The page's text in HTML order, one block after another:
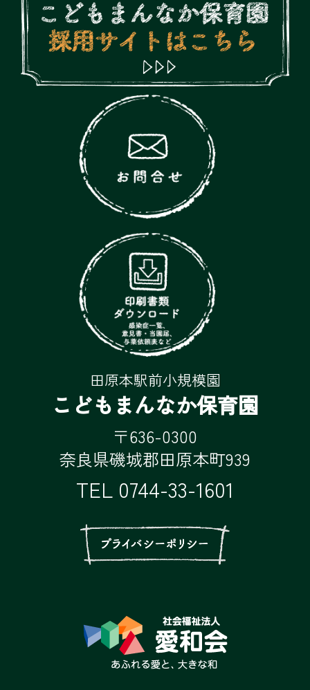
田原本駅前小規模園
こどもまんなか保育園
〒636-0300
奈良県磯城郡田原本町939
TEL 0744-33-1601